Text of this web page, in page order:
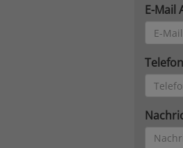
E-Mail
Telefon